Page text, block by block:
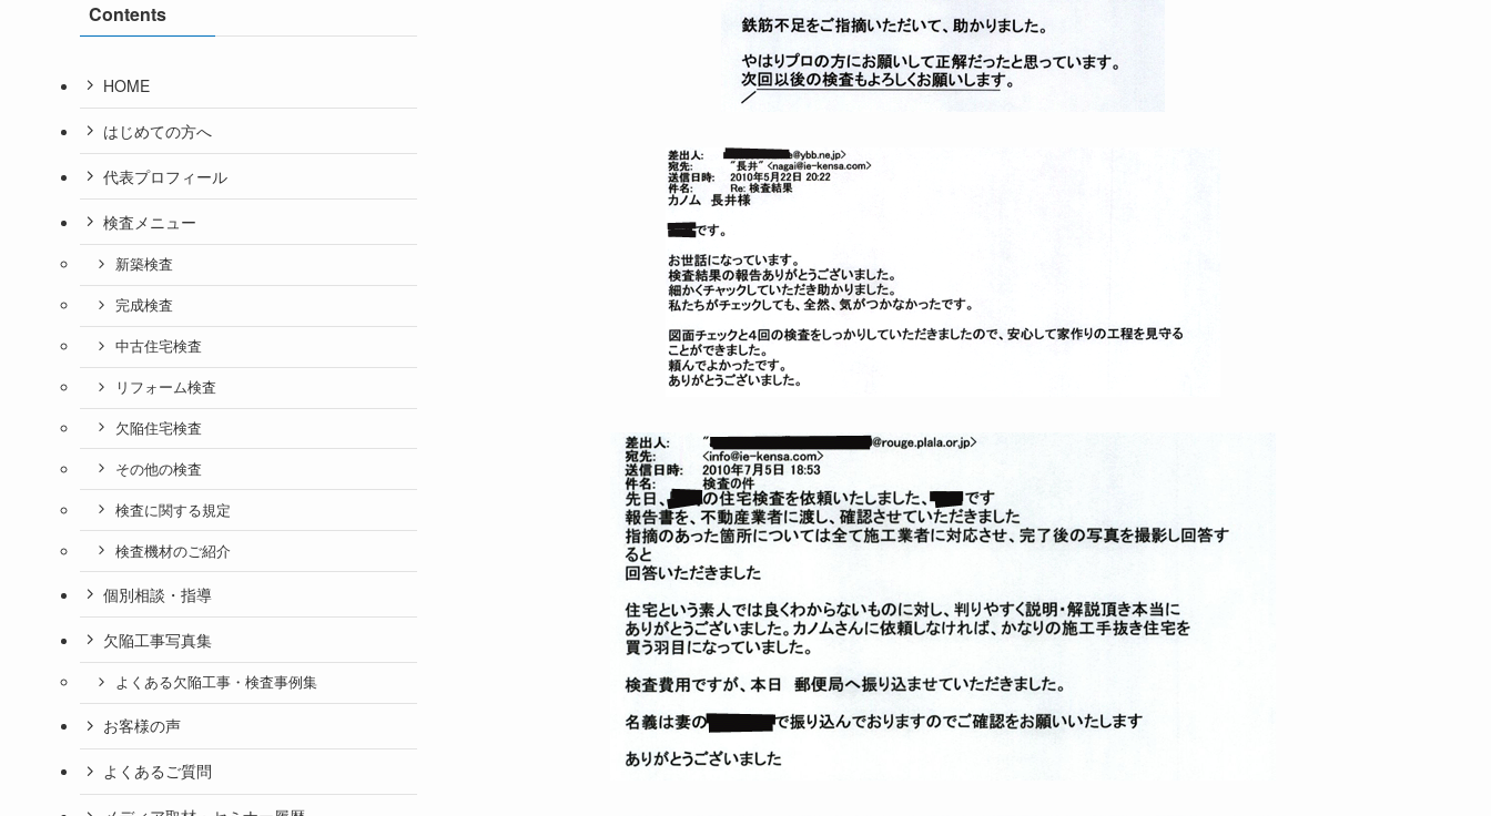
Contents
HOME
はじめての方へ
代表プロフィール
検査メニュー
新築検査
完成検査
中古住宅検査
リフォーム検査
欠陥住宅検査
その他の検査
検査に関する規定
検査機材のご紹介
個別相談・指導
欠陥工事写真集
よくある欠陥工事・検査事例集
お客様の声
よくあるご質問